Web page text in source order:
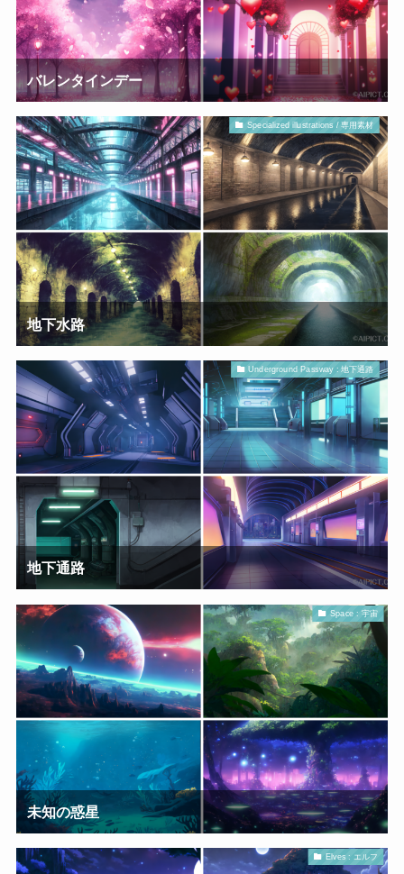
バレンタインデー
Specialized illustrations / 専用素材
地下水路
Underground Passway : 地下通路
地下通路
Space : 宇宙
未知の惑星
Elves : エルフ